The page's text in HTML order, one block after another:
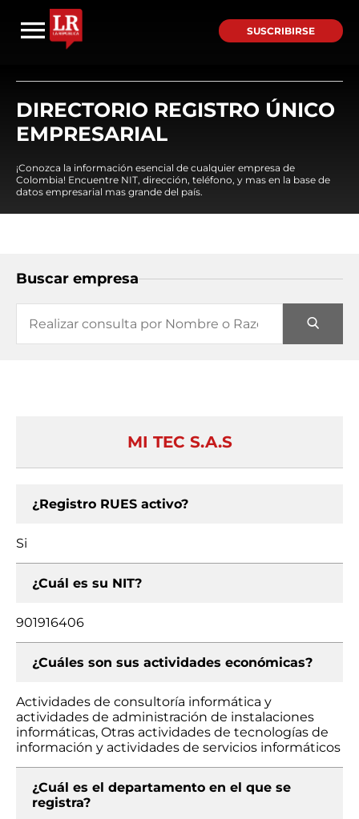
SUSCRIBIRSE
DIRECTORIO REGISTRO ÚNICO
EMPRESARIAL
¡Conozca la información esencial de cualquier empresa de
Colombia! Encuentre NIT, dirección, teléfono, y mas en la base de
datos empresarial mas grande del país.
Buscar empresa
MI TEC S.A.S
¿Registro RUES activo?
Si
¿Cuál es su NIT?
901916406
¿Cuáles son sus actividades económicas?
Actividades de consultoría informática y
actividades de administración de instalaciones
informáticas, Otras actividades de tecnologías de
información y actividades de servicios informáticos
¿Cuál es el departamento en el que se
registra?